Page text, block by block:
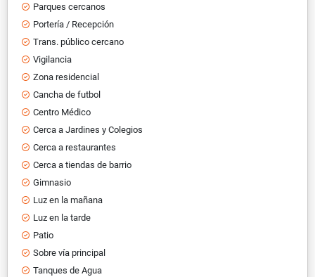
Parques cercanos
Portería / Recepción
Trans. público cercano
Vigilancia
Zona residencial
Cancha de futbol
Centro Médico
Cerca a Jardines y Colegios
Cerca a restaurantes
Cerca a tiendas de barrio
Gimnasio
Luz en la mañana
Luz en la tarde
Patio
Sobre vía principal
Tanques de Agua